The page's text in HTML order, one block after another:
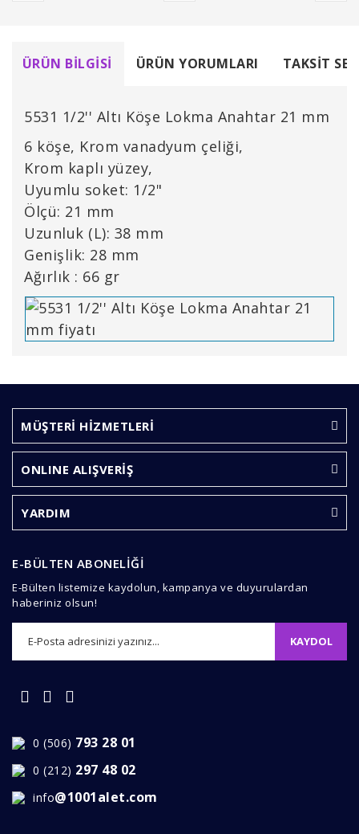
ÜRÜN BILGISI ÜRÜN YORUMLARI TAKSIT
5531 1/2'' Altı Köşe Lokma Anahtar 21 mm
6 köşe, Krom vanadyum çeliği,
Krom kaplı yüzey,
Uyumlu soket: 1/2"
Ölçü: 21 mm
Uzunluk (L): 38 mm
Genişlik: 28 mm
Ağırlık : 66 gr
Yorum Yaz
Görüş ve önerileriniz için teşekkür ederiz.
Ürün resmi kalitesiz, bozuk veya görüntülenemiyor.
Ürün açıklamasında eksik bilgiler bulunuyor.
Ürün fiyatı diğer sitelerden daha pahalı.
MÜŞTERİ HİZMETLERİ
ONLINE ALIŞVERİŞ
YARDIM
E-BÜLTEN ABONELİĞİ
E-Bülten listemize kaydolun, kampanya ve duyurulardan
haberiniz olsun!
KAYDOL
0 (506) 793 28 01
0 (212) 297 48 02
info@1001alet.com